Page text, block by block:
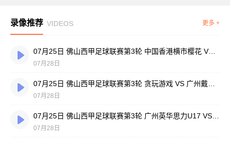
录像推荐 VIDEOS 更多 +
07月25日 佛山西甲足球联赛第3轮 中国香港横市樱花 VS 吉图省实青年 全场录像
07月28日
07月28日
07月28日